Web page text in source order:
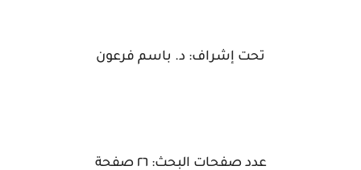
تحت إشراف: د. باسم فرعون
عدد صفحات البحث: ٢٦ صفحة